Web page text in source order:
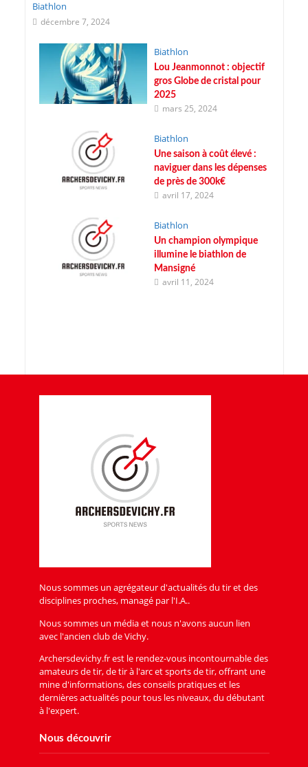
Biathlon
décembre 7, 2024
Biathlon
Lou Jeanmonnot : objectif
gros Globe de cristal pour
2025
mars 25, 2024
Biathlon
Une saison à coût élevé :
naviguer dans les dépenses
de près de 300k€
avril 17, 2024
Biathlon
Un champion olympique
illumine le biathlon de
Mansigné
avril 11, 2024
Nous sommes un agrégateur d'actualités du tir et des
disciplines proches, managé par l'I.A..
Nous sommes un média et nous n'avons aucun lien
avec l'ancien club de Vichy.
Archersdevichy.fr est le rendez-vous incontournable des
amateurs de tir, de tir à l'arc et sports de tir, offrant une
mine d'informations, des conseils pratiques et les
dernières actualités pour tous les niveaux, du débutant
à l'expert.
Nous découvrir